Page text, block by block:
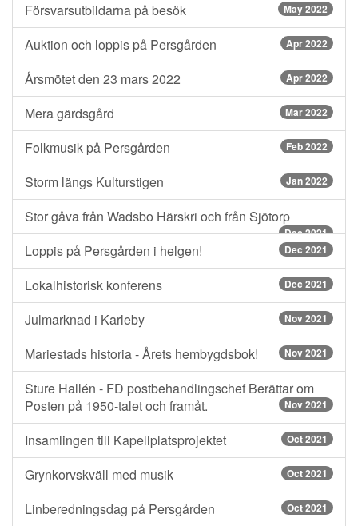
Försvarsutbildarna på besök May 2022
Auktion och loppis på Persgården Apr 2022
Årsmötet den 23 mars 2022 Apr 2022
Mera gärdsgård Mar 2022
Folkmusik på Persgården Feb 2022
Storm längs Kulturstigen Jan 2022
Stor gåva från Wadsbo Härskri och från Sjötorp
Dec 2021
Loppis på Persgården i helgen! Dec 2021
Lokalhistorisk konferens Dec 2021
Julmarknad i Karleby Nov 2021
Mariestads historia - Årets hembygdsbok! Nov 2021
Sture Hallén - FD postbehandlingschef Berättar om
Posten på 1950-talet och framåt.
Nov 2021
Insamlingen till Kapellplatsprojektet Oct 2021
Grynkorvskväll med musik Oct 2021
Linberedningsdag på Persgården Oct 2021